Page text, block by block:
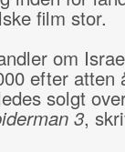
film stor.
om
efter atten
solgt
3,